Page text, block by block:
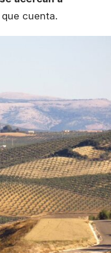
cuenta.